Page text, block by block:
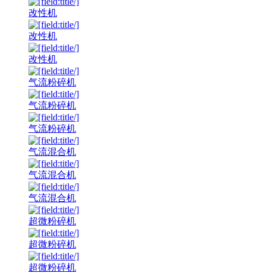
改性机
改性机
改性机
气流粉碎机
气流粉碎机
气流粉碎机
气流混合机
气流混合机
气流混合机
超微粉碎机
超微粉碎机
超微粉碎机